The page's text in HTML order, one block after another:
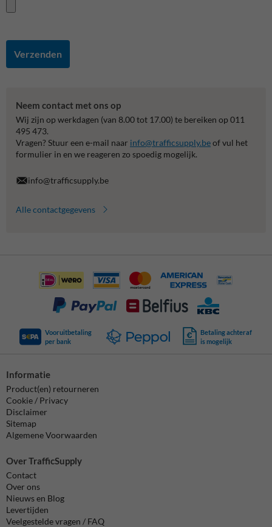
Verzenden
Neem contact met ons op
Wij zijn op werkdagen (van 8.00 tot 17.00) te bereiken op 011
495 473.
Vragen? Stuur een e-mail naar info@trafficsupply.beof vul het
formulier in en we reageren zo spoedig mogelijk.
info@trafficsupply.be
Alle contactgegevens
Vooruitbetaling
per bank
Betaling achteraf
is mogelijk
Informatie
Product(en) retourneren
Cookie / Privacy
Disclaimer
Sitemap
Algemene Voorwaarden
Over TrafficSupply
Contact
Over ons
Nieuws en Blog
Levertijden
Veelgestelde vragen / FAQ